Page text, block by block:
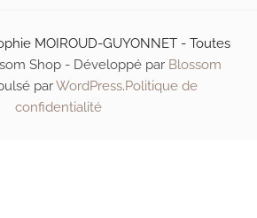
MOIROUD-GUYONNET - Toutes
Shop - Développé par Blossom
parWordPress.Politique de
confidentialité